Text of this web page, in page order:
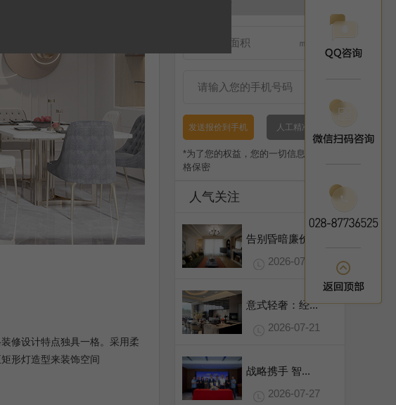
修设计特点独具一格。采用柔
形灯造型来装饰空间
人工精准报价
发送报价到手机
*为了您的权益，您的一切信息将被严
格保密
人气关注
告别昏暗廉价...
2026-07-31
意式轻奢：经...
2026-07-21
战略携手 智...
2026-07-27